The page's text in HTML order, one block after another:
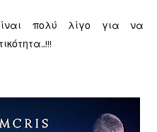
πολύ λίγο για να